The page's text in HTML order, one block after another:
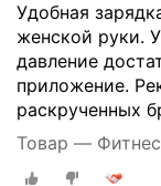
Удобная
женской руки.
давление
приложение.
раскрученных
Товар — Фитнес